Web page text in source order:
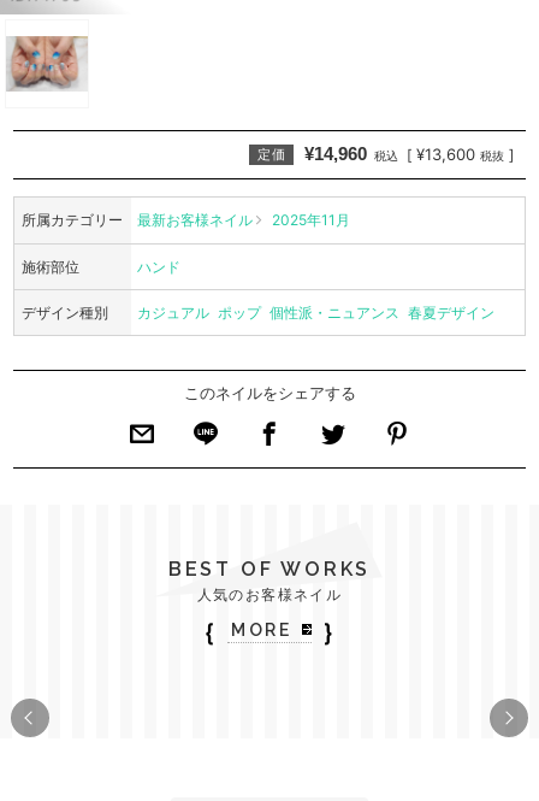
定価 ¥14,960 税込 [ ¥13,600 税抜 ]
所属カテゴリー 最新お客様ネイル 2025年11月
施術部位 ハンド
デザイン種別 カジュアル ポップ 個性派・ニュアンス 春夏デザイン
このネイルをシェアする
BEST OF WORKS
人気のお客様ネイル
｛ MORE ｝